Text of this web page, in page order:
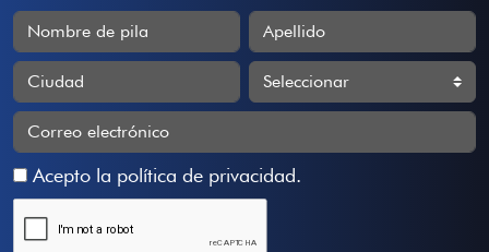
Acepto la política de privacidad.